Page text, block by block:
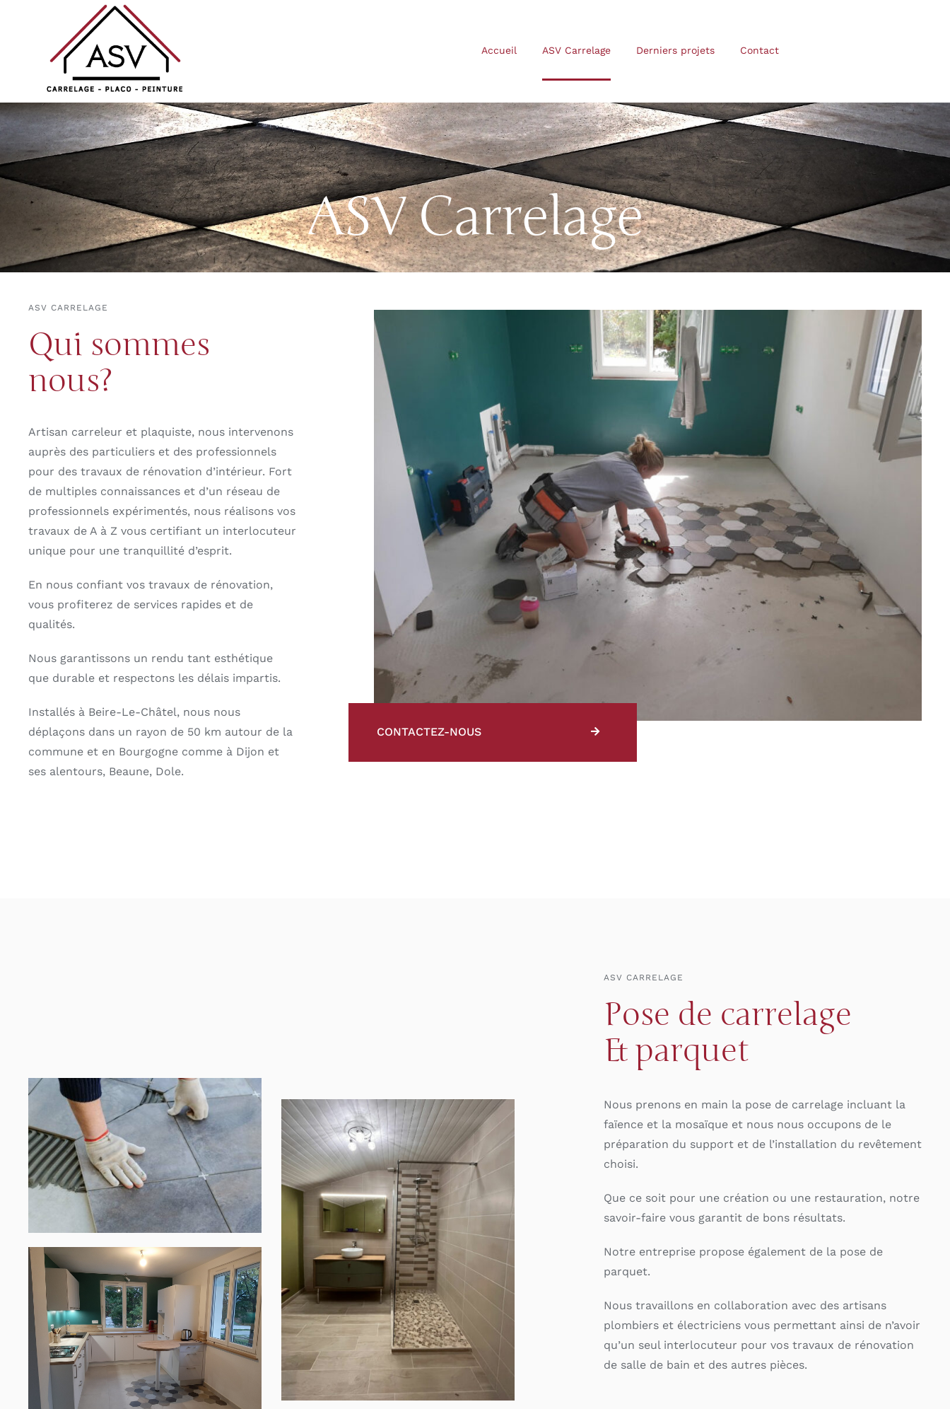
Accueil ASV Carrelage Derniers projets Contact
ASV Carrelage
ASV CARRELAGE
Qui sommes
nous?
Artisan carreleur et plaquiste, nous intervenons
auprès des particuliers et des professionnels
pour des travaux de rénovation d’intérieur. Fort
de multiples connaissances et d’un réseau de
professionnels expérimentés, nous réalisons vos
travaux de A à Z vous certifiant un interlocuteur
unique pour une tranquillité d’esprit.
En nous confiant vos travaux de rénovation,
vous profiterez de services rapides et de
qualités.
Nous garantissons un rendu tant esthétique
que durable et respectons les délais impartis.
Installés à Beire-Le-Châtel, nous nous
déplaçons dans un rayon de 50 km autour de la
commune et en Bourgogne comme à Dijon et
ses alentours, Beaune, Dole.
CONTACTEZ-NOUS
ASV CARRELAGE
Pose de carrelage
& parquet
Nous prenons en main la pose de carrelage incluant la
faïence et la mosaïque et nous nous occupons de le
préparation du support et de l’installation du revêtement
choisi.
Que ce soit pour une création ou une restauration, notre
savoir-faire vous garantit de bons résultats.
Notre entreprise propose également de la pose de
parquet.
Nous travaillons en collaboration avec des artisans
plombiers et électriciens vous permettant ainsi de n’avoir
qu’un seul interlocuteur pour vos travaux de rénovation
de salle de bain et des autres pièces.